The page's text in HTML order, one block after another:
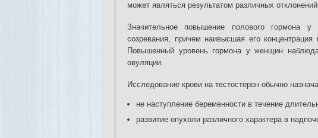
может являться результатом различных
Значительное повышение полового гормона
созревания, причем наивысшая его
Повышенный уровень гормона у женщин
овуляции.
Исследование крови на тестостерон обычно
не наступление беременности в течение
развитие опухоли различного характера в